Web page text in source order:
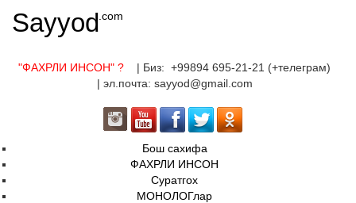
Sayyod .com
"ФАХРЛИ ИНСОН" ?
| Биз: +99894 695-21-21 (+телеграм)
| эл.почта: sayyod@gmail.com
Бош сахифа
ФАХРЛИ ИНСОН
Суратгох
МОНОЛОГлар